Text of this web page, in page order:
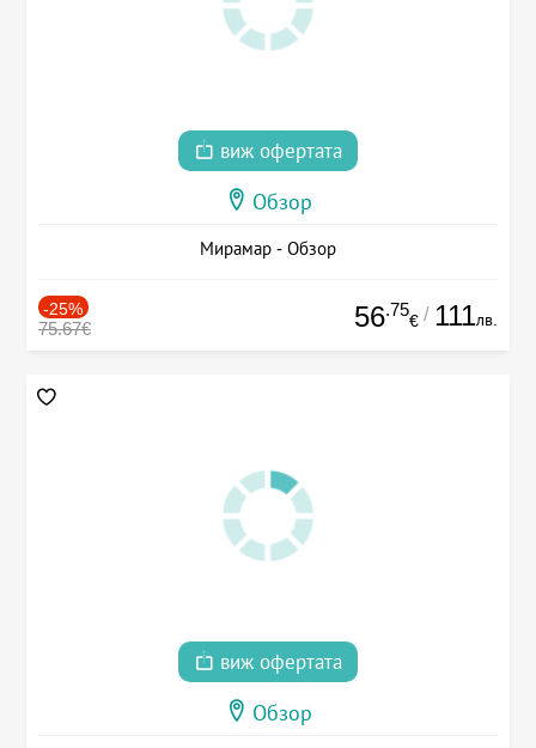
виж офертата
Обзор
Мирамар - Обзор
-25%
75.67€ 56.75
€ / 111лв.
виж офертата
Обзор